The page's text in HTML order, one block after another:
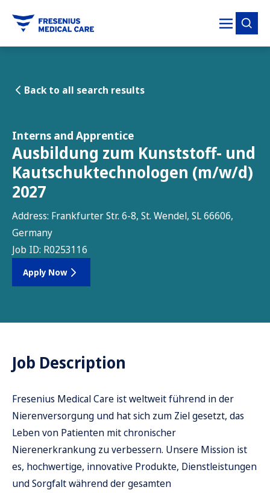
Back to all search results
Interns and Apprentice
Ausbildung zum Kunststoff- und
Kautschuktechnologen (m/w/d)
2027
Address: Frankfurter Str. 6-8, St. Wendel, SL 66606,
Germany
Job ID: R0253116
Apply Now
Job Description
Fresenius Medical Care ist weltweit führend in der
Nierenversorgung und hat sich zum Ziel gesetzt, das
Leben von Patienten mit chronischer
Nierenerkrankung zu verbessern. Unsere Mission ist
es, hochwertige, innovative Produkte, Dienstleistungen
und Sorgfalt während der gesamten